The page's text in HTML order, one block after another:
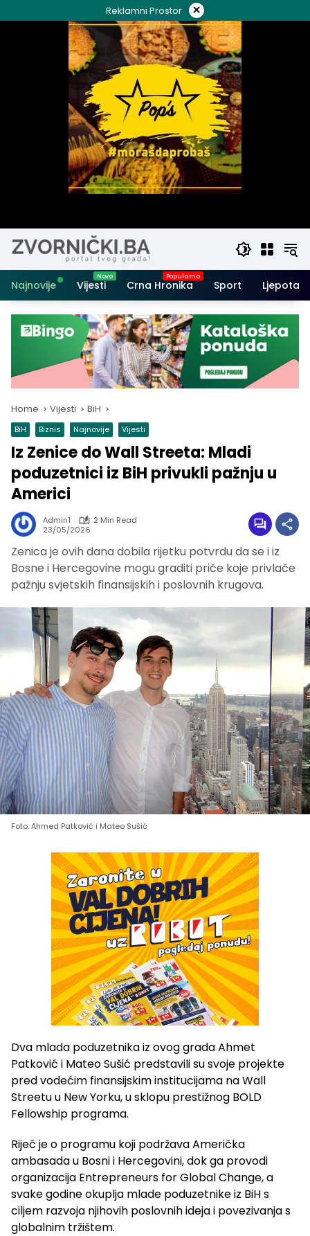
to
Reklamni Prostor ×
Najnovije Vijesti Crna Hronika Sport Ljepota i
Home Vijesti BiH
BiH Biznis Najnovije Vijesti
Iz Zenice do Wall Streeta: Mladi
poduzetnici iz BiH privukli pažnju u
Americi
Admin1
2 Min Read
23/05/2026
Zenica je ovih dana dobila rijetku potvrdu da se i iz
Bosne i Hercegovine mogu graditi priče koje privlače
pažnju svjetskih finansijskih i poslovnih krugova.
Foto: Ahmed Patković i Mateo Sušić
Dva mlada poduzetnika iz ovog grada Ahmet
Patković i Mateo Sušić predstavili su svoje projekte
pred vodećim finansijskim institucijama na Wall
Streetu u New Yorku, u sklopu prestižnog BOLD
Fellowship programa.
Riječ je o programu koji podržava Američka
ambasada u Bosni i Hercegovini, dok ga provodi
organizacija Entrepreneurs for Global Change, a
svake godine okuplja mlade poduzetnike iz BiH s
ciljem razvoja njihovih poslovnih ideja i povezivanja s
globalnim tržištem.